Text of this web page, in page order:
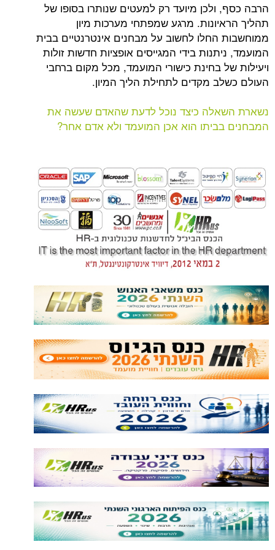
מיועד רק למעטים שנותרו בסופו של
מרגע שמפתחי מערכות מיון
החלו לחשוב על מבחנים אינטרנטיים בבית
בידי המגייסים אופציות חדשות זולות
בחינת כישורי המועמד, מכל מקום ברחבי
מקדים לתחילת הליך המיון.
כיצד נוכל לדעת שהאדם שעשה את
הוא אכן המועמד ולא אדם אחר?